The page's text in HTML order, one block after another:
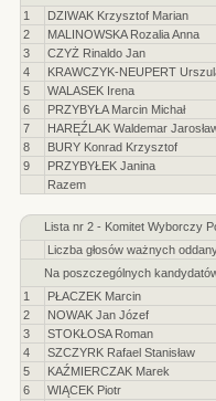
1
DZIWAK Krzysztof Marian
2
MALINOWSKA Rozalia Anna
3
CZYŻ Rinaldo Jan
4
KRAWCZYK-NEUPERT
5
WALASEK Irena
6
PRZYBYŁA Marcin Michał
7
HARĘŹLAK Waldemar
8
BURY Konrad Krzysztof
9
PRZYBYŁEK Janina
Razem
Lista nr 2 - Komitet Wyborczy
Liczba głosów ważnych
Na poszczególnych
1
PŁACZEK Marcin
2
NOWAK Jan Józef
3
STOKŁOSA Roman
4
SZCZYRK Rafael Stanisław
5
KAŹMIERCZAK Marek
6
WIĄCEK Piotr